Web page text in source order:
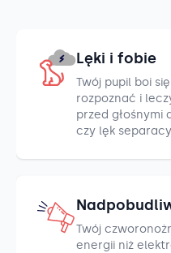
Lęki i fobie
Twój pupil boi
rozpoznać i
przed głośnymi
czy lęk
Twój
energii niż